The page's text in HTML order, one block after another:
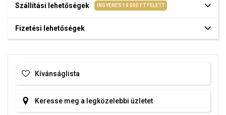
Szállítási lehetőségek INGYENES 10 000 FT FELETT
Fizetési lehetőségek
Kívánságlista
Keresse meg a legközelebbi üzletet